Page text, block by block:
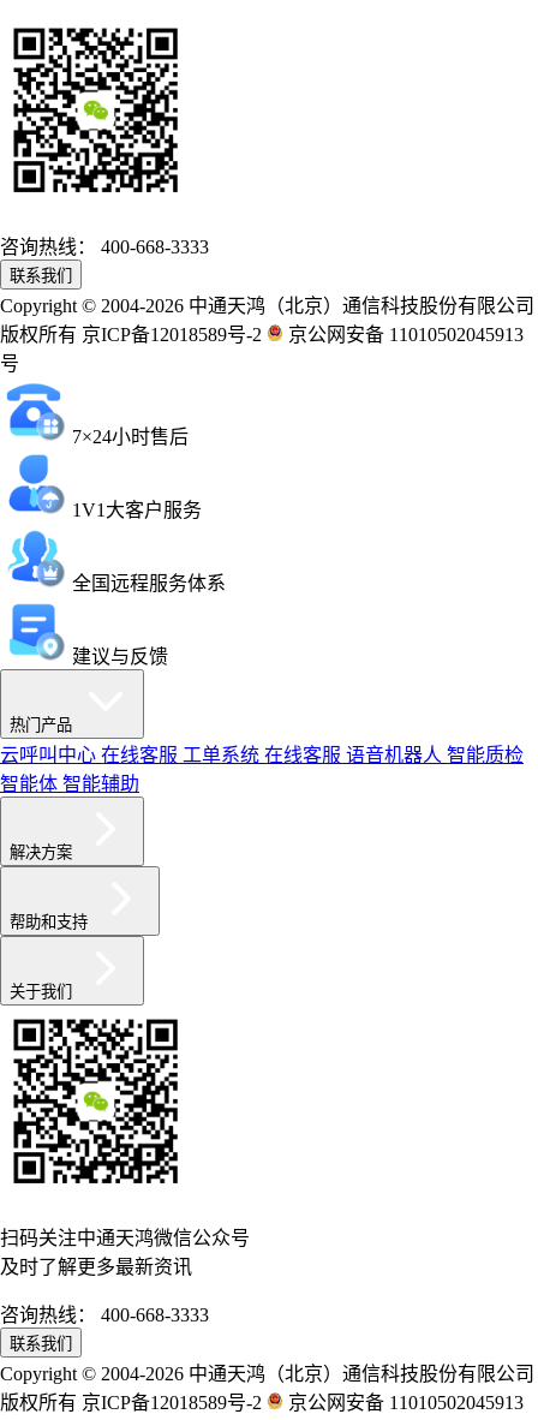
咨询热线： 400-668-3333
联系我们
Copyright © 2004-2026 中通天鸿（北京）通信科技股份有限公司
版权所有 京ICP备12018589号-2
京公网安备 11010502045913
号
7×24小时售后
1V1大客户服务
全国远程服务体系
建议与反馈
热门产品
云呼叫中心 在线客服 工单系统 在线客服 语音机器人 智能质检
智能体 智能辅助
解决方案
帮助和支持
关于我们
扫码关注中通天鸿微信公众号
及时了解更多最新资讯
咨询热线： 400-668-3333
联系我们
Copyright © 2004-2026 中通天鸿（北京）通信科技股份有限公司
版权所有 京ICP备12018589号-2
京公网安备 11010502045913